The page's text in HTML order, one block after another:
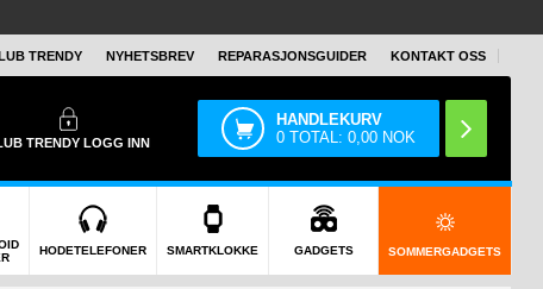
TRENDY NYHETSBREV REPARASJONSGUIDER KONTAKT OSS
TRENDYLOGG INN
HANDLEKURV
0 TOTAL:0,00 NOK
HODETELEFONER SMARTKLOKKE GADGETS SOMMERGADGETS